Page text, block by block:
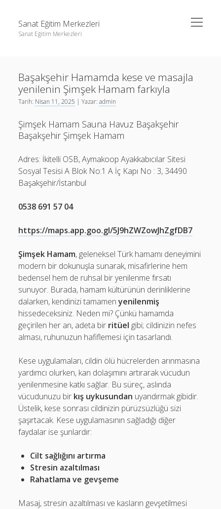
Sanat Eğitim Merkezleri
Sanat Eğitim Merkezleri
menüyü
aç
Sayfa Listesi
Youtube Abone Kasma Ücretsiz
Liste
Youtube Abone Kasma Ücretsiz
Başakşehir Hamamda kese ve masajla
yenilenin Şimşek Hamam farkıyla
Tarih: Nisan 11, 2025 | Yazar:admin
Şimşek Hamam Sauna Havuz Başakşehir
Başakşehir Şimşek Hamam
Adres: İkitelli OSB, Aymakoop Ayakkabıcılar Sitesi
Sosyal Tesisi A Blok No:1 A İç Kapı No : 3, 34490
Başakşehir/İstanbul
0538 691 57 04
https://maps.app.goo.gl/5J9hZWZowJhZgfDB7
Şimşek Hamam, geleneksel Türk hamamı deneyimini
modern bir dokunuşla sunarak, misafirlerine hem
bedensel hem de ruhsal bir yenilenme fırsatı
sunuyor. Burada, hamam kültürünün derinliklerine
dalarken, kendinizi tamamenyenilenmiş
hissedeceksiniz. Neden mi? Çünkü hamamda
geçirilen her an, adeta bir ritüel gibi; cildinizin nefes
alması, ruhunuzun hafiflemesi için tasarlandı.
Kese uygulamaları, cildin ölü hücrelerden arınmasına
yardımcı olurken, kan dolaşımını artırarak vücudun
yenilenmesine katkı sağlar. Bu süreç, aslında
vücudunuzu bir kış uykusundan uyandırmak gibidir.
Üstelik, kese sonrası cildinizin pürüzsüzlüğü sizi
şaşırtacak. Kese uygulamasının sağladığı diğer
faydalar ise şunlardır:
Cilt sağlığını artırma
Stresin azaltılması
Rahatlama ve gevşeme
Masaj, stresin azaltılması ve kasların gevşetilmesi